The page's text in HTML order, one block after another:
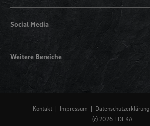
Social Media
Weitere Bereiche
Kontakt Impressum Datenschutzerklärung
(c) 2026 EDEKA